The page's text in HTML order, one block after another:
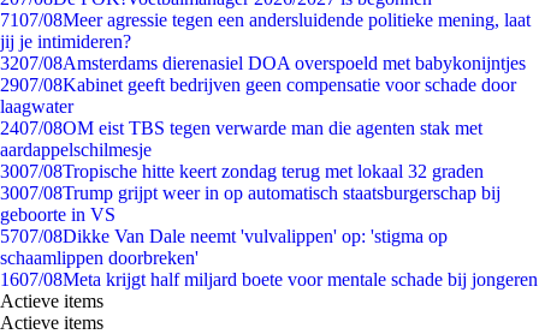
7107/08Meer agressie tegen een andersluidende politieke mening, laat
jij je intimideren?
3207/08Amsterdams dierenasiel DOA overspoeld met babykonijntjes
2907/08Kabinet geeft bedrijven geen compensatie voor schade door
laagwater
2407/08OM eist TBS tegen verwarde man die agenten stak met
aardappelschilmesje
3007/08Tropische hitte keert zondag terug met lokaal 32 graden
3007/08Trump grijpt weer in op automatisch staatsburgerschap bij
geboorte in VS
5707/08Dikke Van Dale neemt 'vulvalippen' op: 'stigma op
schaamlippen doorbreken'
1607/08Meta krijgt half miljard boete voor mentale schade bij jongeren
Actieve items
Actieve items